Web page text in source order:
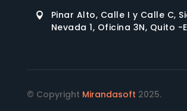

Pinar Alto, Calle I y Calle C,
Nevada 1, Oficina 3N, Quito -
© Copyright Mirandasoft 2025.